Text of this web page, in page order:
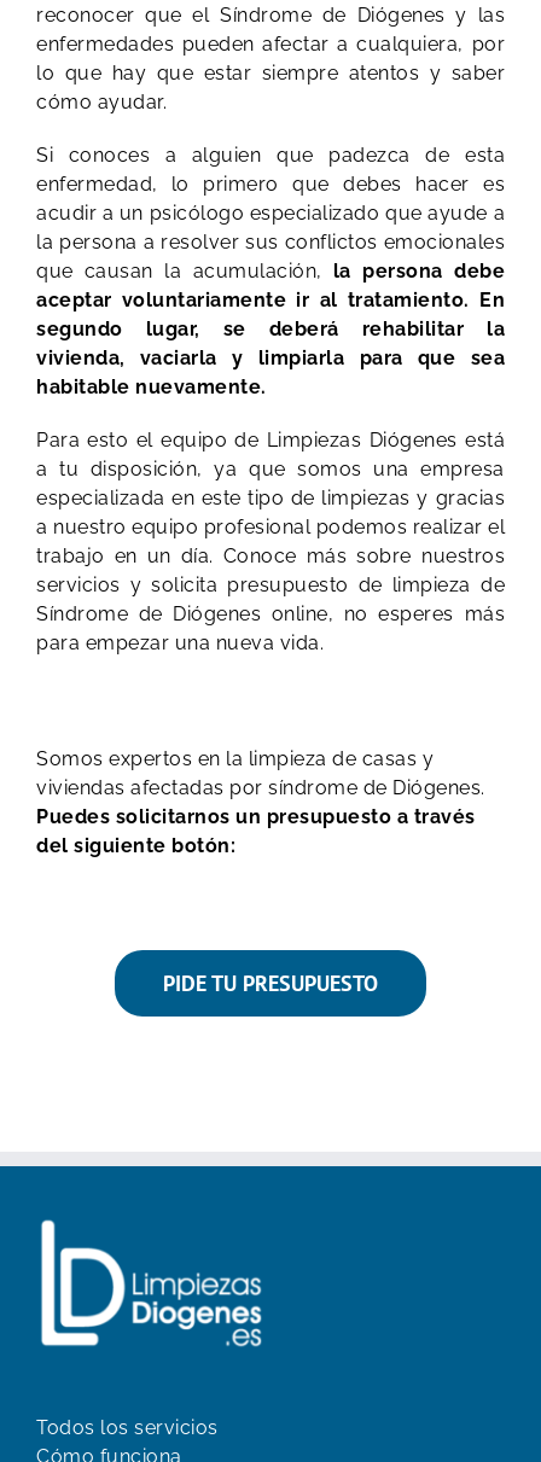
reconocer que el Síndrome de Diógenes y las
enfermedades pueden afectar a cualquiera, por
lo que hay que estar siempre atentos y saber
cómo ayudar.
Si conoces a alguien que padezca de esta
enfermedad, lo primero que debes hacer es
acudir a un psicólogo especializado que ayude a
la persona a resolver sus conflictos emocionales
que causan la acumulación, la persona debe
aceptar voluntariamente ir al tratamiento. En
segundo lugar, se deberá rehabilitar la
vivienda, vaciarla y limpiarla para que sea
habitable nuevamente.
Para esto el equipo de Limpiezas Diógenes está
a tu disposición, ya que somos una empresa
especializada en este tipo de limpiezas y gracias
a nuestro equipo profesional podemos realizar el
trabajo en un día. Conoce más sobre nuestros
servicios y solicita presupuesto de limpieza de
Síndrome de Diógenes online, no esperes más
para empezar una nueva vida.
Somos expertos en la limpieza de casas y
viviendas afectadas por síndrome de Diógenes.
Puedes solicitarnos un presupuesto a través
del siguiente botón:
PIDE TU PRESUPUESTO
Todos los servicios
Cómo funciona